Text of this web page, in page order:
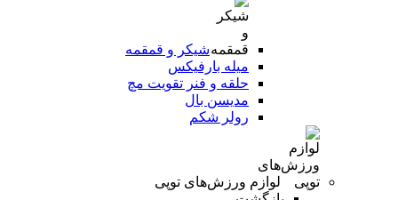
شیکر و قمقمه
میله بارفیکس
حلقه و فنر تقویت مچ
مدیسن بال
رولر شکم
لوازم ورزش‌های توپی